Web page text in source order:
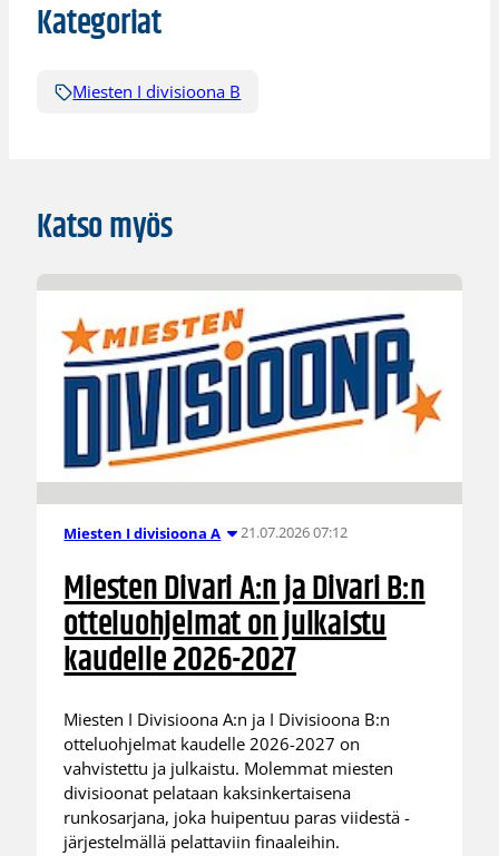
Kategoriat
Miesten I divisioona B
Katso myös
Miesten I divisioona A 21.07.2026 07:12
Miesten Divari A:n ja Divari B:n
otteluohjelmat on julkaistu
kaudelle 2026-2027
Miesten I Divisioona A:n ja I Divisioona B:n
otteluohjelmat kaudelle 2026-2027 on
vahvistettu ja julkaistu. Molemmat miesten
divisioonat pelataan kaksinkertaisena
runkosarjana, joka huipentuu paras viidestä -
järjestelmällä pelattaviin finaaleihin.